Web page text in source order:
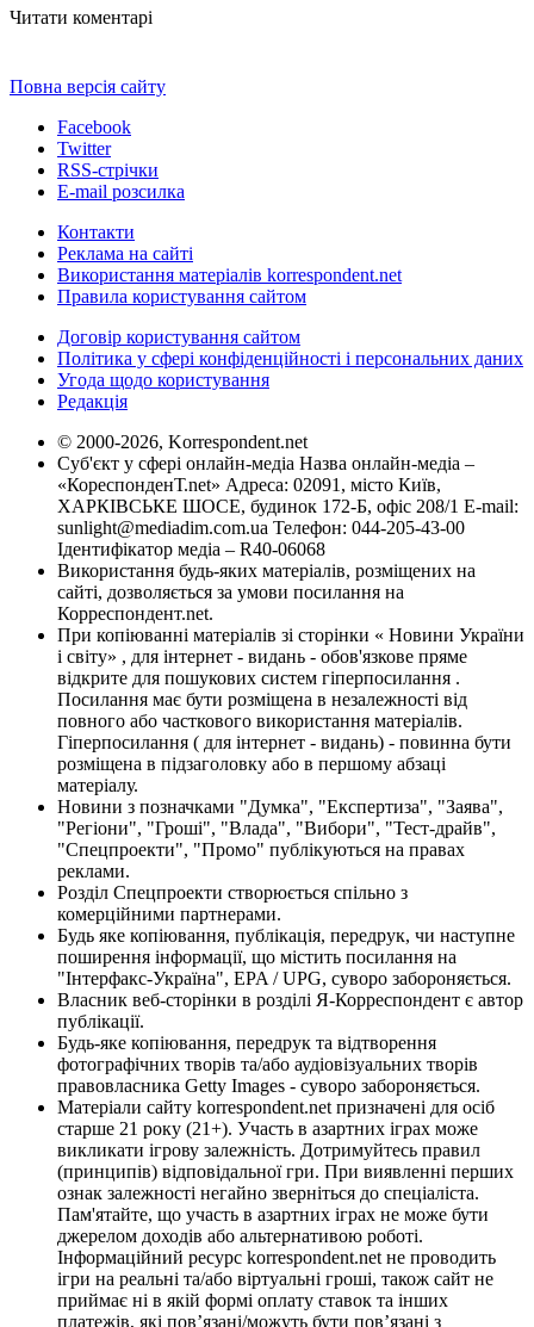
Читати коментарі
Повна версія сайту
Facebook
Twitter
RSS-стрічки
E-mail розсилка
Контакти
Реклама на сайті
Використання матеріалів korrespondent.net
Правила користування сайтом
Договір користування сайтом
Політика у сфері конфіденційності і персональних даних
Угода щодо користування
Редакція
© 2000-2026, Korrespondent.net
Суб'єкт у сфері онлайн-медіа Назва онлайн-медіа –
«КореспонденТ.net» Адреса: 02091, місто Київ,
ХАРКІВСЬКЕ ШОСЕ, будинок 172-Б, офіс 208/1 E-mail:
sunlight@mediadim.com.ua Телефон: 044-205-43-00
Ідентифікатор медіа – R40-06068
Використання будь-яких матеріалів, розміщених на
сайті, дозволяється за умови посилання на
Корреспондент.net.
При копіюванні матеріалів зі сторінки « Новини України
і світу» , для інтернет - видань - обов'язкове пряме
відкрите для пошукових систем гіперпосилання .
Посилання має бути розміщена в незалежності від
повного або часткового використання матеріалів.
Гіперпосилання ( для інтернет - видань) - повинна бути
розміщена в підзаголовку або в першому абзаці
матеріалу.
Новини з позначками "Думка", "Експертиза", "Заява",
"Регіони", "Гроші", "Влада", "Вибори", "Тест-драйв",
"Спецпроекти", "Промо" публікуються на правах
реклами.
Розділ Спецпроекти створюється спільно з
комерційними партнерами.
Будь яке копіювання, публікація, передрук, чи наступне
поширення інформації, що містить посилання на
"Інтерфакс-Україна", EPA / UPG, суворо забороняється.
Власник веб-сторінки в розділі Я-Корреспондент є автор
публікації.
Будь-яке копіювання, передрук та відтворення
фотографічних творів та/або аудіовізуальних творів
правовласника Getty Images - суворо забороняється.
Матеріали сайту korrespondent.net призначені для осіб
старше 21 року (21+). Участь в азартних іграх може
викликати ігрову залежність. Дотримуйтесь правил
(принципів) відповідальної гри. При виявленні перших
ознак залежності негайно зверніться до спеціаліста.
Пам'ятайте, що участь в азартних іграх не може бути
джерелом доходів або альтернативою роботі.
Інформаційний ресурс korrespondent.net не проводить
ігри на реальні та/або віртуальні гроші, також сайт не
приймає ні в якій формі оплату ставок та інших
платежів, які пов’язані/можуть бути пов’язані з